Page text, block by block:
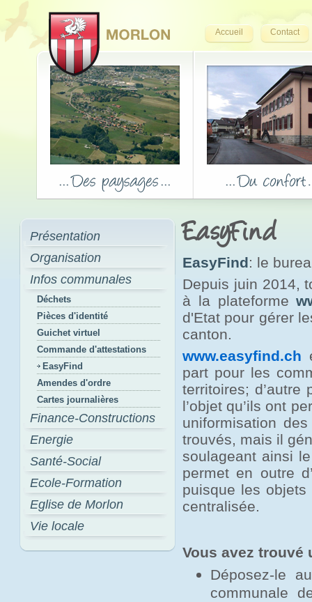
Accueil Contact
Présentation
Organisation
Infos communales
Déchets
Pièces d'identité
Guichet virtuel
Commande d'attestations
EasyFind
Amendes d'ordre
Cartes journalières
Finance-Constructions
Energie
Santé-Social
Ecole-Formation
Eglise de Morlon
Vie locale
EasyFind
EasyFind: le
Depuis juin 2014,
à la plateforme
d'Etat pour gérer
canton.
www.easyfind.ch
part pour les
territoires;
l’objet qu’ils ont
uniformisation
trouvés, mais il
soulageant ainsi
permet en outre
puisque les
centralisée.
Vous avez trouvé
Déposez-le
communale